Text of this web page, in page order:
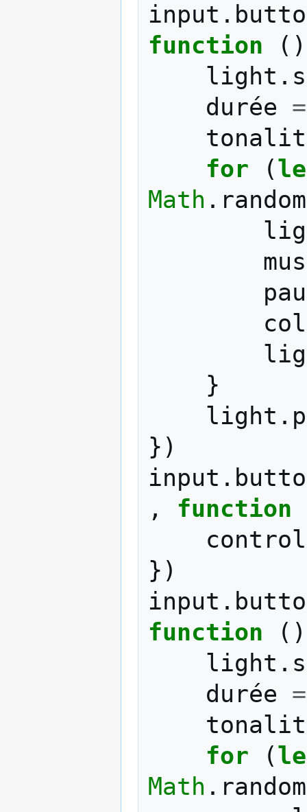
input .
function
()
light .
durée =
for
(
Math .
}
light .
})
input .
,
function
control
})
input .
function
()
light .
durée =
for
(
Math .